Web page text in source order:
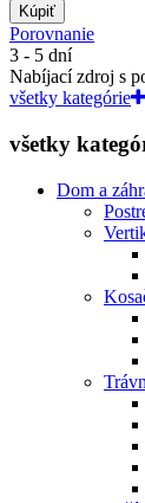
Kúpiť
Porovnanie
3 - 5 dní
Nabíjací zdroj s
všetky kategórie
všetky
Dom a